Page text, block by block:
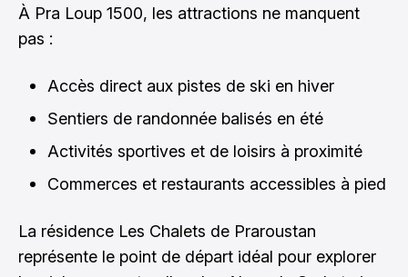
À Pra Loup 1500, les attractions ne manquent
pas :
Accès direct aux pistes de ski en hiver
Sentiers de randonnée balisés en été
Activités sportives et de loisirs à proximité
Commerces et restaurants accessibles à pied
La résidence Les Chalets de Praroustan
représente le point de départ idéal pour explorer